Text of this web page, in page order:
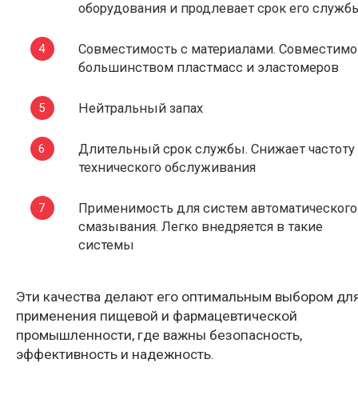
оборудования и продлевает срок его
Совместимость с материалами.
большинством пластмасс и эластомеров
Нейтральный запах
Длительный срок службы. Снижает частоту
технического обслуживания
Применимость для систем автоматического
смазывания. Легко внедряется в такие
системы
Эти качества делают его оптимальным выбором
применения пищевой и фармацевтической
промышленности, где важны безопасность,
эффективность и надежность.